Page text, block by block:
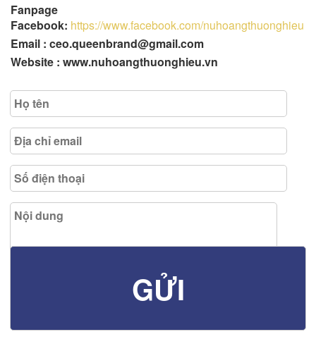
Fanpage
Facebook: https://www.facebook.com/nuhoangthuonghieu
Email : ceo.queenbrand@gmail.com
Website : www.nuhoangthuonghieu.vn